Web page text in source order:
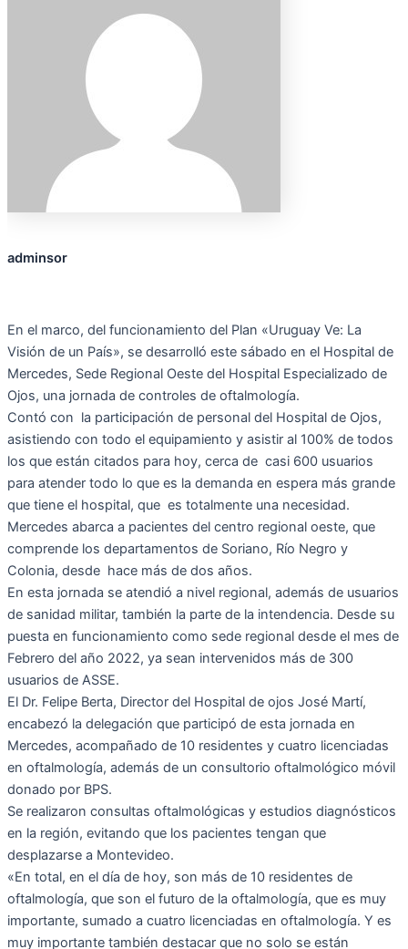
adminsor
En el marco, del funcionamiento del Plan «Uruguay Ve: La
Visión de un País», se desarrolló este sábado en el Hospital de
Mercedes, Sede Regional Oeste del Hospital Especializado de
Ojos, una jornada de controles de oftalmología.
Contó con la participación de personal del Hospital de Ojos,
asistiendo con todo el equipamiento y asistir al 100% de todos
los que están citados para hoy, cerca de casi 600 usuarios
para atender todo lo que es la demanda en espera más grande
que tiene el hospital, que es totalmente una necesidad.
Mercedes abarca a pacientes del centro regional oeste, que
comprende los departamentos de Soriano, Río Negro y
Colonia, desde hace más de dos años.
En esta jornada se atendió a nivel regional, además de usuarios
de sanidad militar, también la parte de la intendencia. Desde su
puesta en funcionamiento como sede regional desde el mes de
Febrero del año 2022, ya sean intervenidos más de 300
usuarios de ASSE.
El Dr. Felipe Berta, Director del Hospital de ojos José Martí,
encabezó la delegación que participó de esta jornada en
Mercedes, acompañado de 10 residentes y cuatro licenciadas
en oftalmología, además de un consultorio oftalmológico móvil
donado por BPS.
Se realizaron consultas oftalmológicas y estudios diagnósticos
en la región, evitando que los pacientes tengan que
desplazarse a Montevideo.
«En total, en el día de hoy, son más de 10 residentes de
oftalmología, que son el futuro de la oftalmología, que es muy
importante, sumado a cuatro licenciadas en oftalmología. Y es
muy importante también destacar que no solo se están